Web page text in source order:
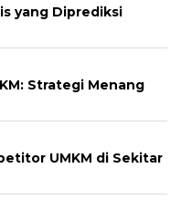
yang Diprediksi
Strategi Menang
UMKM di Sekitar